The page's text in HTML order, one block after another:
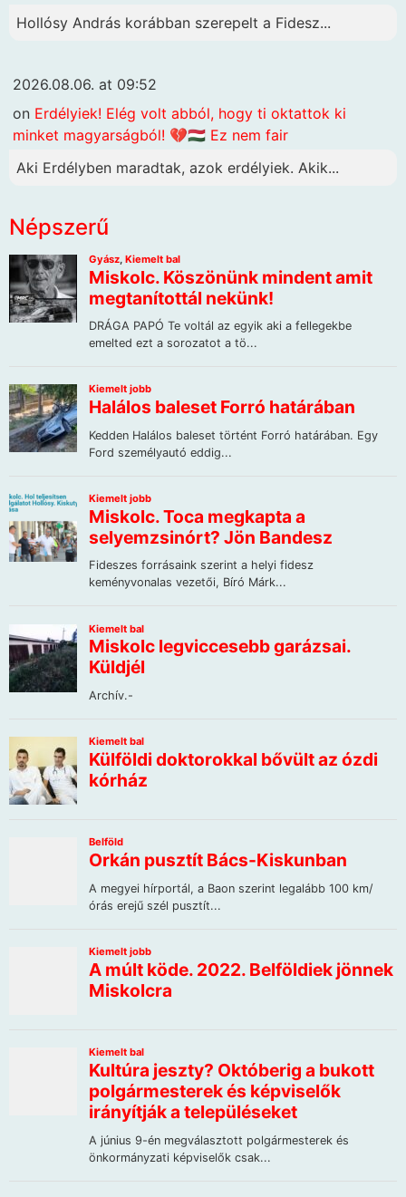
Hollósy András korábban szerepelt a Fidesz...
2026.08.06. at 09:52
on Erdélyiek! Elég volt abból, hogy ti oktattok ki
minket magyarságból! 💔🇭🇺 Ez nem fair
Aki Erdélyben maradtak, azok erdélyiek. Akik...
Népszerű